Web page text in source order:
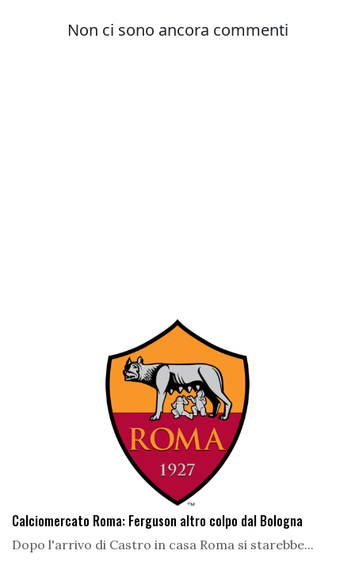
Calciomercato Roma: Ferguson altro colpo dal Bologna
Dopo l'arrivo di Castro in casa Roma si starebbe...